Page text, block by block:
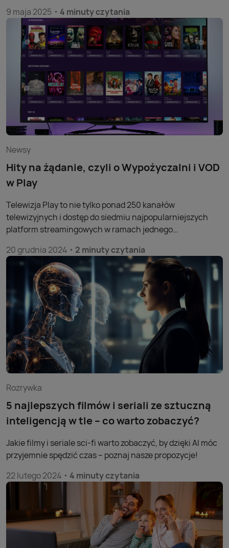
9 maja 2025
4 minuty czytania
Newsy
Hity na żądanie, czyli o Wypożyczalni i VOD
w Play
Telewizja Play to nie tylko ponad 250 kanałów
telewizyjnych i dostęp do siedmiu najpopularniejszych
platform streamingowych w ramach jednego
bibliotek Video on Demand (VOD).
20 grudnia 2024 2 minuty czytania
Rozrywka
5 najlepszych filmów i seriali ze sztuczną
inteligencją w tle – co warto zobaczyć?
Jakie filmy i seriale sci-fi warto zobaczyć, by dzięki AI móc
przyjemnie spędzić czas – poznaj nasze propozycje!
22 lutego 2024
4 minuty czytania